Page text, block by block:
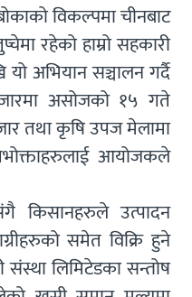
विकल्पमा चीनबाट
रहेको हाम्रो सहकारी
अभियान सञ्चालन गर्दै
असोजको १५ गते
तथा कृषि उपज मेलामा
आयोजकले
किसानहरुले उत्पादन
समेत विक्रि हुने
लिमिटेडका सन्तोष